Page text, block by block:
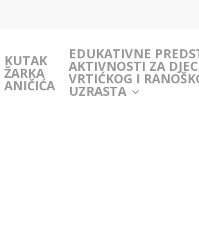
KUTAK
ŽARKA
ANIČIĆA
EDUKATIVNE
AKTIVNOSTI ZA
VRTIĆKOG I
UZRASTA